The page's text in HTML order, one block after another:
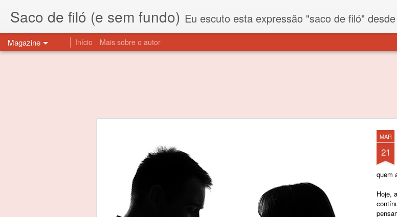
Saco de filó (e sem fundo) Eu escuto esta expressão "saco de filó" desde criança. Para quem não sabe, filó é um tecido todo furadinho e permite que um saco feito com ele, mesmo que muito
Magazine Início Mais sobre o autor
MAR
21
quem
Hoje,